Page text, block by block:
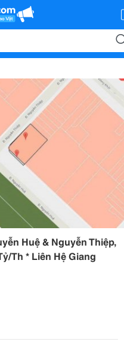
Huệ & Nguyễn Thiệp,
Th * Liên Hệ Giang